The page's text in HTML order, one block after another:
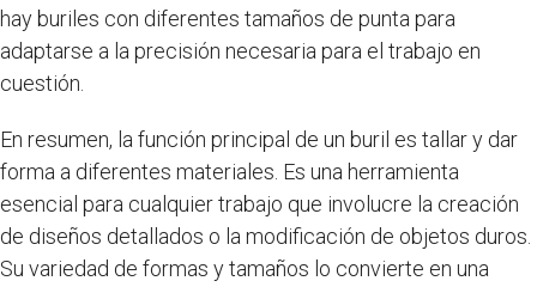
hay buriles con diferentes tamaños de punta para
adaptarse a la precisión necesaria para el trabajo en
cuestión.
En resumen, la función principal de un buril es tallar y dar
forma a diferentes materiales. Es una herramienta
esencial para cualquier trabajo que involucre la creación
de diseños detallados o la modificación de objetos duros.
Su variedad de formas y tamaños lo convierte en una